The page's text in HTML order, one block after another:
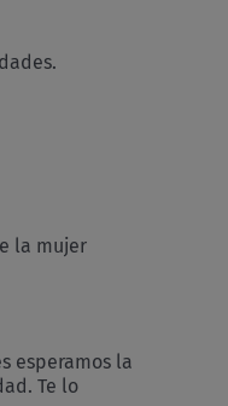
la mujer
esperamos la
Te lo